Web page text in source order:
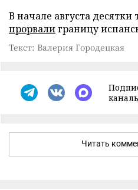
В начале августа
прорвалиграницу
Текст: Валерия Городецкая
Читать